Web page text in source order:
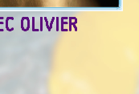
OLIVIER